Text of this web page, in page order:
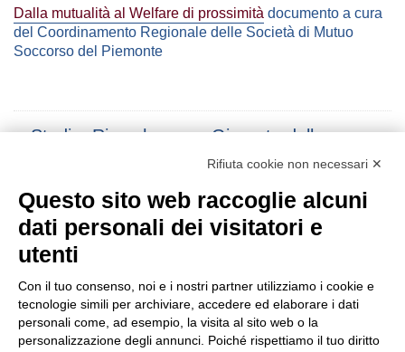
Dalla mutualità al Welfare di prossimità documento a cura
del Coordinamento Regionale delle Società di Mutuo
Soccorso del Piemonte
Studi e Ricerche
Giornata della
Post
navigation
← SOLIDARIETÀ DALLE
SOCIETÀ DI MUTUO
SOCCORSO
NELL’EMERGENZA
COVID-19
X GIORNATA
NAZIONALE DELLA
Rifiuta cookie non necessari ✕
Questo sito web raccoglie alcuni
dati personali dei visitatori e
utenti
Con il tuo consenso, noi e i nostri partner utilizziamo i cookie e
tecnologie simili per archiviare, accedere ed elaborare i dati
personali come, ad esempio, la visita al sito web o la
personalizzazione degli annunci. Poiché rispettiamo il tuo diritto